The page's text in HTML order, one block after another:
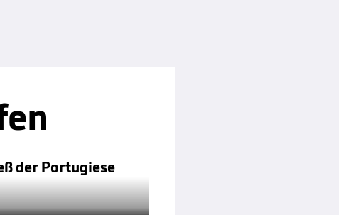
der Portugiese